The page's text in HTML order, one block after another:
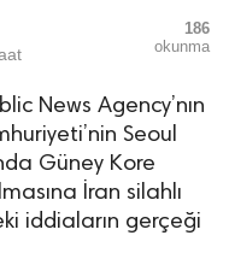
186
okunma
News Agency’nın
Seoul
Güney Kore
İran silahlı
iddiaların gerçeği